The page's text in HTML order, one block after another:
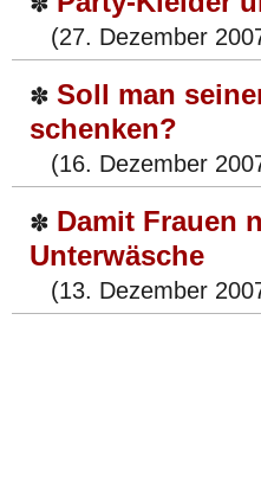
(27. Dezember
✽ Soll man
schenken?
(16. Dezember
✽ Damit Frauen
Unterwäsche
(13. Dezember